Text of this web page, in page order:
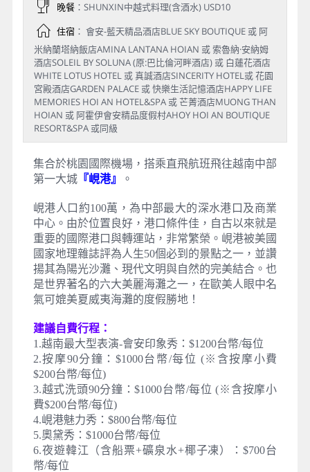
晚餐：SHUNXIN中越式料理(含酒水) USD10
住宿： 會安-藍天精品酒店BLUE SKY BOUTIQUE 或 阿
米納蘭塔納飯店AMINA LANTANA HOIAN 或 索魯納·安納姆
酒店SOLEIL BY SOLUNA (原:巴比倫河畔酒店) 或 白蓮花酒店
WHITE LOTUS HOTEL 或 真誠酒店SINCERITY HOTEL或 花園
宮殿酒店GARDEN PALACE 或 快樂生活記憶酒店HAPPY LIFE
MEMORIES HOI AN HOTEL&SPA 或 芒菁酒店MUONG THAN
HOIAN 或 阿霍伊會安精品度假村AHOY HOI AN BOUTIQUE
RESORT&SPA 或同級
集合於桃園國際機場，搭乘直飛航班飛往越南中部
第一大城『峴港』 。
峴港人口約100萬，為中部最大的深水港口及商業
中心。由於位置良好，港口條件佳，自古以來就是
重要的國際港口與轉運站，非常繁榮。峴港被美國
國家地理雜誌評為人生50個必到的景點之一，並讚
揚其為陽光沙灘、現代文明與自然的完美結合。也
是世界著名的六大美麗海灘之一，在歐美人眼中名
氣可媲美夏威夷海灘的度假勝地！
建議自費行程：
1.越南最大型表演-會安印象秀：$1200台幣/每位
2.按摩90分鐘：$1000台幣/每位 (※含按摩小費
$200台幣/每位)
3.越式洗頭90分鐘：$1000台幣/每位 (※含按摩小
費$200台幣/每位)
4.峴港魅力秀：$800台幣/每位
5.奧黛秀：$1000台幣/每位
6.夜遊韓江（含船票+礦泉水+椰子凍）：$700台
幣/每位